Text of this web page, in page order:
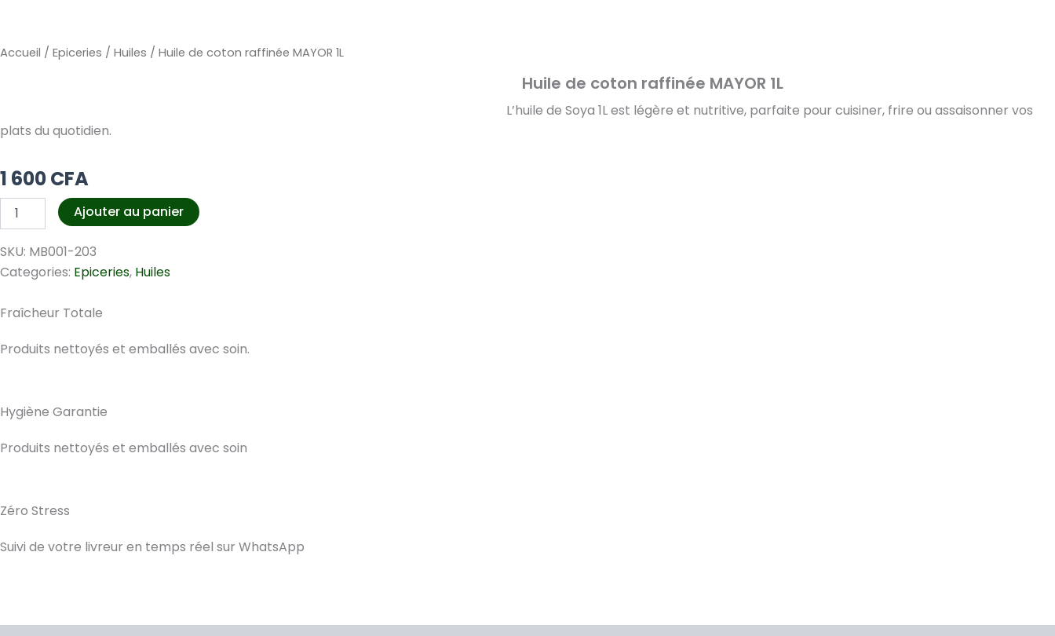
Accueil / Epiceries / Huiles / Huile de coton raffinée MAYOR 1L
Huile de coton raffinée MAYOR 1L
L’huile de Soya 1L est légère et nutritive, parfaite pour cuisiner, frire ou assaisonner vos
plats du quotidien.
1 600CFA
quantité
de
coton
raffinée
1L
Ajouter au panier
SKU: MB001-203
Categories: Epiceries, Huiles
Fraîcheur Totale
Produits nettoyés et emballés avec soin.
Hygiène Garantie
Produits nettoyés et emballés avec soin
Zéro Stress
Suivi de votre livreur en temps réel sur WhatsApp